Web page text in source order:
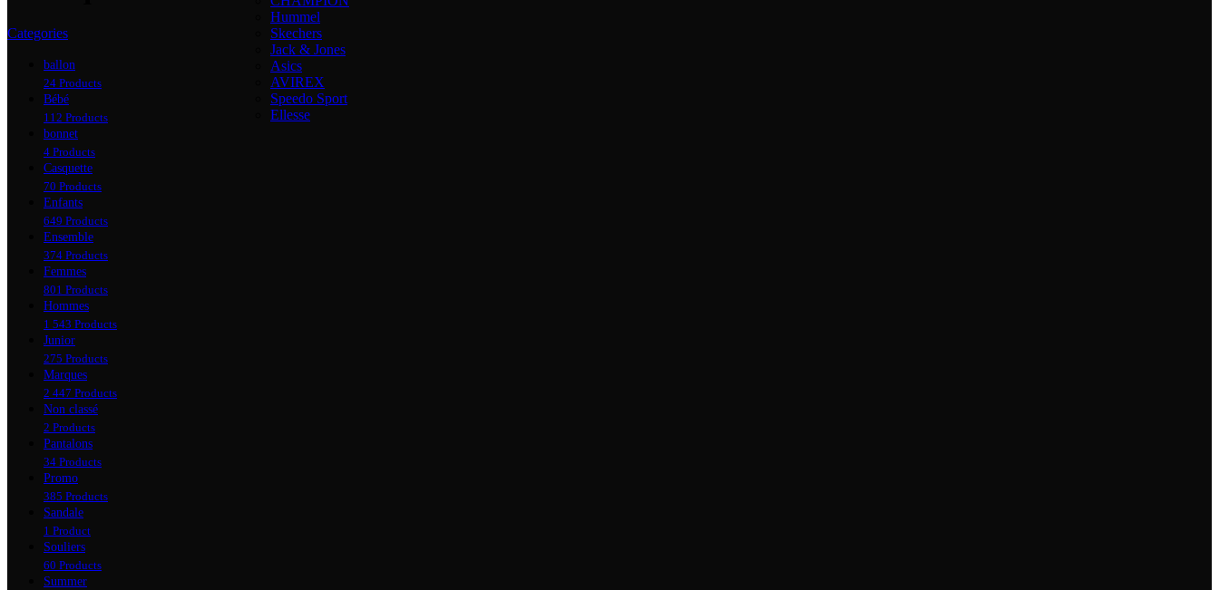
Hummel
Skechers
Jack & Jones
Asics
AVIREX
Speedo Sport
Ellesse
Categories
ballon
24 Products
Bébé
112 Products
bonnet
4 Products
Casquette
70 Products
Enfants
649 Products
Ensemble
374 Products
Femmes
801 Products
Hommes
1 543 Products
Junior
275 Products
Marques
2 447 Products
Non classé
2 Products
Pantalons
34 Products
Promo
385 Products
Sandale
1 Product
Souliers
60 Products
Summer